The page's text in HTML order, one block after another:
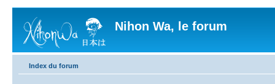
Nihon Wa, le forum
Index du forum